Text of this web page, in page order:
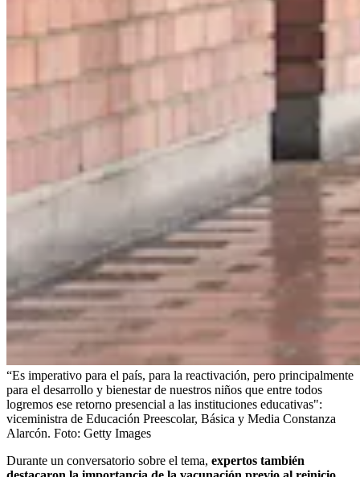
“Es imperativo para el país, para la reactivación, pero principalmente
para el desarrollo y bienestar de nuestros niños que entre todos
logremos ese retorno presencial a las instituciones educativas":
viceministra de Educación Preescolar, Básica y Media Constanza
Alarcón. Foto: Getty Images
Durante un conversatorio sobre el tema, expertos también